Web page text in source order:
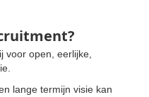
voor open, eerlijke,
lange termijn visie kan